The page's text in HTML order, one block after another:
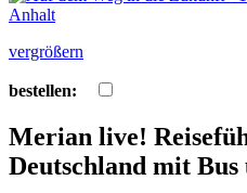
vergrößern
bestellen:
Merian live!
Deutschland mit Bus